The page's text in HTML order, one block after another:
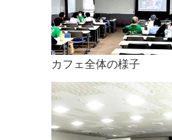
インは初めてという方も多かった
みになったという声も聞こえてき
カフェを行うのが第一ですので、
アルカフェを行うのは難しく、ま
ンカフェが主体となりますが、感
まにお会いして話ができるように
ります。 皆さまのご健康とご多
ります。 今年もよろしくお願い
まちなかメデ
カフェ全体の様子